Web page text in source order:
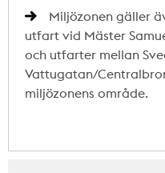
Miljözonen gäller
utfart vid Mäster
och utfarter mellan
Vattugatan/
miljözonens område.